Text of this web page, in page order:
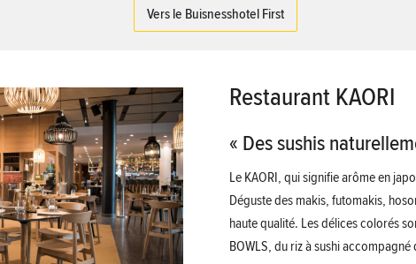
Vers le Buisnesshotel First
Restaurant KAORI
« Des sushis
Le KAORI, qui signifie arôme en
Déguste des makis, futomakis,
haute qualité. Les délices colorés
BOWLS, du riz à sushi